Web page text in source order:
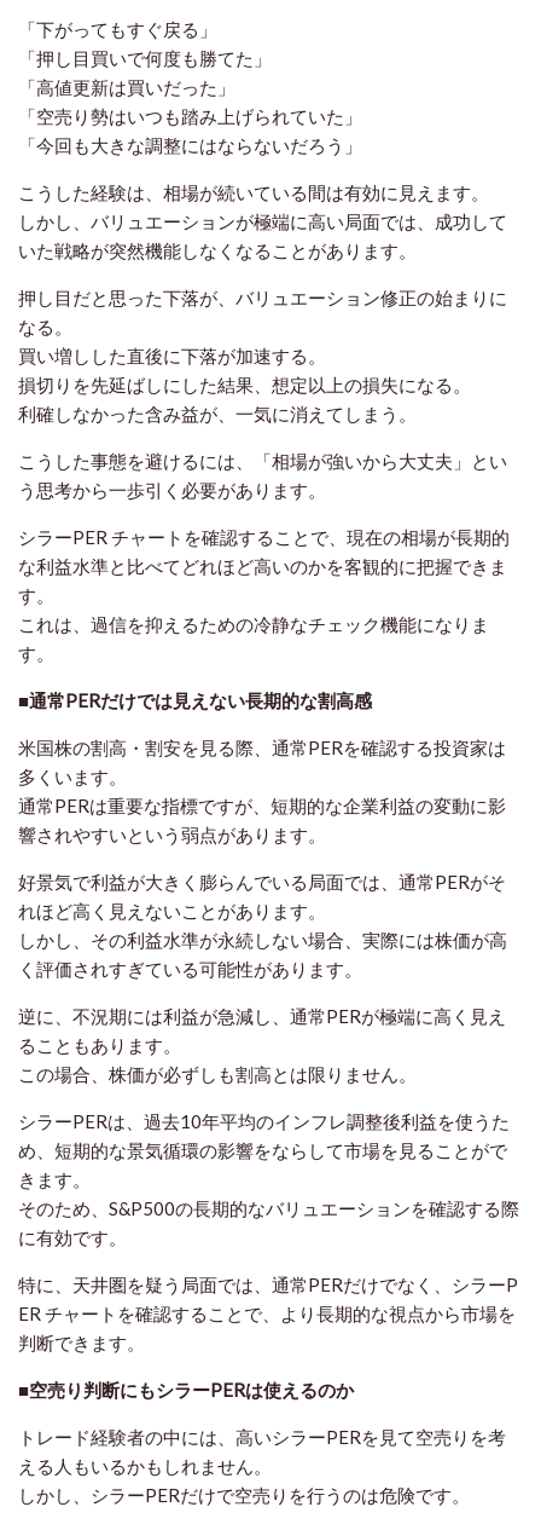
「下がってもすぐ戻る」
「押し目買いで何度も勝てた」
「高値更新は買いだった」
「空売り勢はいつも踏み上げられていた」
「今回も大きな調整にはならないだろう」
こうした経験は、相場が続いている間は有効に見えます。
しかし、バリュエーションが極端に高い局面では、成功して
いた戦略が突然機能しなくなることがあります。
押し目だと思った下落が、バリュエーション修正の始まりに
なる。
買い増しした直後に下落が加速する。
損切りを先延ばしにした結果、想定以上の損失になる。
利確しなかった含み益が、一気に消えてしまう。
こうした事態を避けるには、「相場が強いから大丈夫」とい
う思考から一歩引く必要があります。
シラーPER チャートを確認することで、現在の相場が長期的
な利益水準と比べてどれほど高いのかを客観的に把握できま
す。
これは、過信を抑えるための冷静なチェック機能になりま
す。
■通常PERだけでは見えない長期的な割高感
米国株の割高・割安を見る際、通常PERを確認する投資家は
多くいます。
通常PERは重要な指標ですが、短期的な企業利益の変動に影
響されやすいという弱点があります。
好景気で利益が大きく膨らんでいる局面では、通常PERがそ
れほど高く見えないことがあります。
しかし、その利益水準が永続しない場合、実際には株価が高
く評価されすぎている可能性があります。
逆に、不況期には利益が急減し、通常PERが極端に高く見え
ることもあります。
この場合、株価が必ずしも割高とは限りません。
シラーPERは、過去10年平均のインフレ調整後利益を使うた
め、短期的な景気循環の影響をならして市場を見ることがで
きます。
そのため、S&P500の長期的なバリュエーションを確認する際
に有効です。
特に、天井圏を疑う局面では、通常PERだけでなく、シラーP
ER チャートを確認することで、より長期的な視点から市場を
判断できます。
■空売り判断にもシラーPERは使えるのか
トレード経験者の中には、高いシラーPERを見て空売りを考
える人もいるかもしれません。
しかし、シラーPERだけで空売りを行うのは危険です。